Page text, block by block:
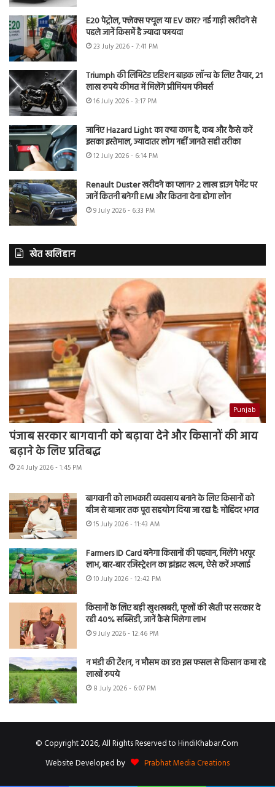
E20 पेट्रोल, फ्लेक्स फ्यूल या EV कार? नई गाड़ी खरीदने से
पहले जानें किसमें है ज्यादा फायदा
23 July 2026 - 7:41 PM
Triumph की लिमिटेड एडिशन बाइक लॉन्च के लिए तैयार, 21
लाख रुपये कीमत में मिलेंगे प्रीमियम फीचर्स
16 July 2026 - 3:17 PM
जानिए Hazard Light का क्या काम है, कब और कैसे करें
इसका इस्तेमाल, ज्यादातर लोग नहीं जानते सही तरीका
12 July 2026 - 6:14 PM
Renault Duster खरीदने का प्लान? 2 लाख डाउन पेमेंट पर
जानें कितनी बनेगी EMI और कितना देना होगा लोन
9 July 2026 - 6:33 PM
खेत खलिहान
Punjab
पंजाब सरकार बागवानी को बढ़ावा देने और किसानों की आय
बढ़ाने के लिए प्रतिबद्ध
24 July 2026 - 1:45 PM
बागवानी को लाभकारी व्यवसाय बनाने के लिए किसानों को
बीज से बाजार तक पूरा सहयोग दिया जा रहा है: मोहिंदर भगत
15 July 2026 - 11:43 AM
Farmers ID Card बनेगा किसानों की पहचान, मिलेंगे भरपूर
लाभ, बार-बार रजिस्ट्रेशन का झंझट खत्म, ऐसे करें अप्लाई
10 July 2026 - 12:42 PM
किसानों के लिए बड़ी खुशखबरी, फूलों की खेती पर सरकार दे
रही 40% सब्सिडी, जानें कैसे मिलेगा लाभ
9 July 2026 - 12:46 PM
न मंडी की टेंशन, न मौसम का डर! इस फसल से किसान कमा रहे
लाखों रुपये
8 July 2026 - 6:07 PM
© Copyright 2026, All Rights Reserved to HindiKhabar.Com
Website Developed by
Prabhat Media Creations